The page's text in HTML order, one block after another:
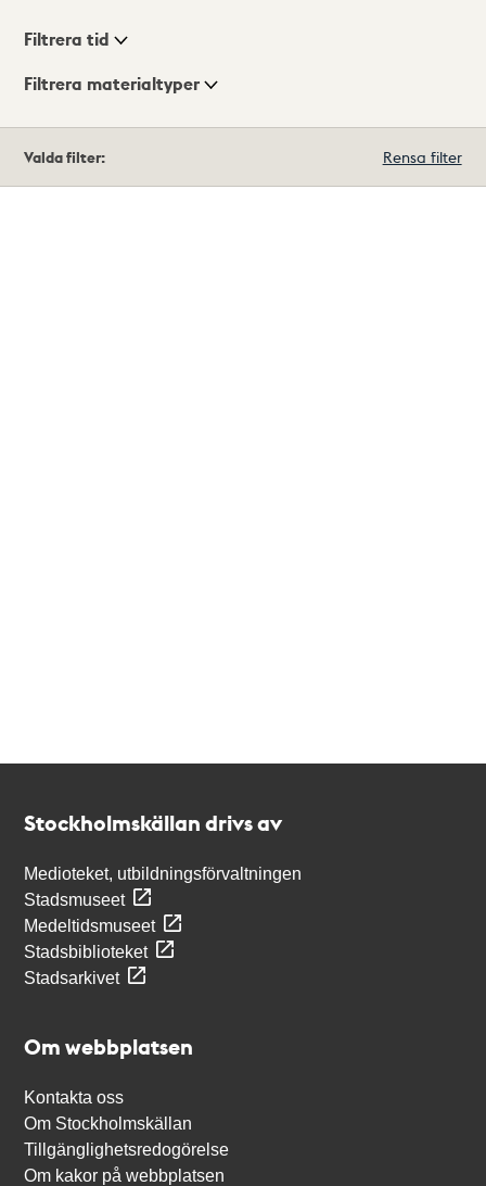
Visningsläge
Filtrera tid
Filtrera materialtyper
träffar
Valda filter: Rensa filter
Stockholmskällan drivs av
Medioteket, utbildningsförvaltningen
Stadsmuseet
Medeltidsmuseet
Stadsbiblioteket
Stadsarkivet
Om webbplatsen
Kontakta oss
Om Stockholmskällan
Tillgänglighetsredogörelse
Om kakor på webbplatsen